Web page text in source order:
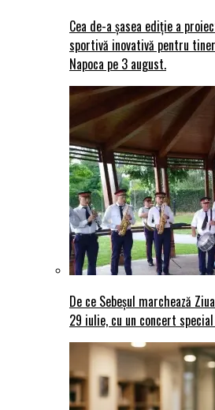
Cea de-a șasea ediție a
sportivă inovativă pentru
Napoca pe 3 august.
De ce Sebeșul marchează
29 iulie, cu un concert